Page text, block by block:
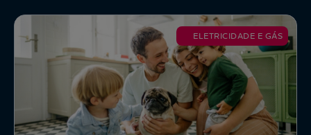
ELETRICIDADE E GÁS